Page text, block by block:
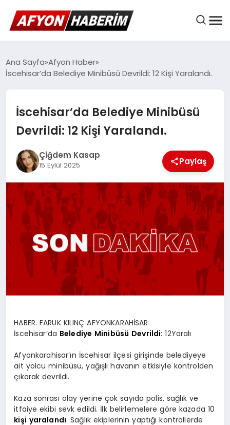
AFYON HABER
BELEDIYELER
EKONOMI
DÜNYA
SPOR
SAĞLIK
TEKNOLOJI
Ana Sayfa Afyon Haber
İscehisar’da Belediye Minibüsü Devrildi: 12 Kişi Yaralandı.
İscehisar’da Belediye Minibüsü
Devrildi: 12 Kişi Yaralandı.
Çiğdem Kasap
15 Eylül 2025 Paylaş
HABER. FARUK KILINÇ AFYONKARAHİSAR
İscehisar’da Belediye Minibüsü Devrildi: 12Yaralı
Afyonkarahisar’ın İscehisar ilçesi girişinde belediyeye
ait yolcu minibüsü, yağışlı havanın etkisiyle kontrolden
çıkarak devrildi.
Kaza sonrası olay yerine çok sayıda polis, sağlık ve
itfaiye ekibi sevk edildi. İlk belirlemelere göre kazada 10
kişi yaralandı. Sağlık ekiplerinin yaptığı kontrollerde